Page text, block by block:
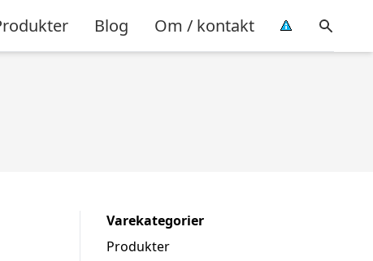
Blog Om / kontakt
Varekategorier
Produkter